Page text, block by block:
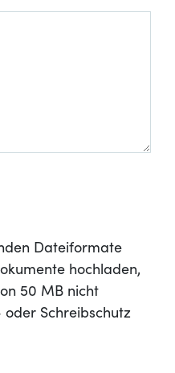
Dateiformate
hochladen,
50 MB nicht
Schreibschutz